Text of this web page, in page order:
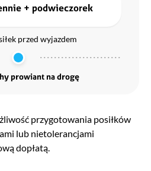
+ podwieczorek
przed wyjazdem
prowiant na drogę
przygotowania posiłków
lub nietolerancjami
dopłatą.